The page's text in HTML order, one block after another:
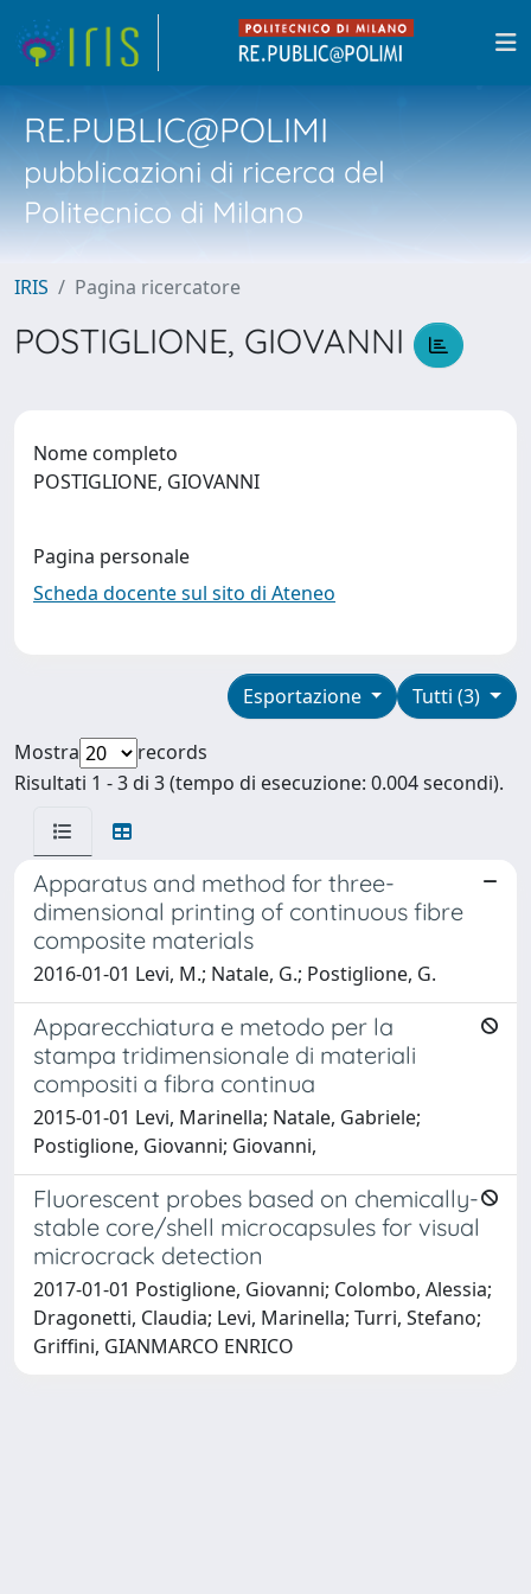
RE.PUBLIC@POLIMI
pubblicazioni di ricerca del
Politecnico di Milano
IRIS Pagina ricercatore
POSTIGLIONE, GIOVANNI
Nome completo
POSTIGLIONE, GIOVANNI
Pagina personale
Scheda docente sul sito di Ateneo
Tutti (3)
Esportazione
Mostra
records
Risultati 1 - 3 di 3 (tempo di esecuzione: 0.004 secondi).
Apparatus and method for three-
dimensional printing of continuous fibre
composite materials
2016-01-01 Levi, M.; Natale, G.; Postiglione, G.
Apparecchiatura e metodo per la
stampa tridimensionale di materiali
compositi a fibra continua
2015-01-01 Levi, Marinella; Natale, Gabriele;
Postiglione, Giovanni; Giovanni,
Fluorescent probes based on chemically-
stable core/shell microcapsules for visual
microcrack detection
2017-01-01 Postiglione, Giovanni; Colombo, Alessia;
Dragonetti, Claudia; Levi, Marinella; Turri, Stefano;
Griffini, GIANMARCO ENRICO